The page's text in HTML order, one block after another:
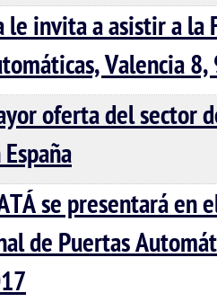
le invita a asistir a la
Valencia
oferta del sector
se presentará en
de Puertas